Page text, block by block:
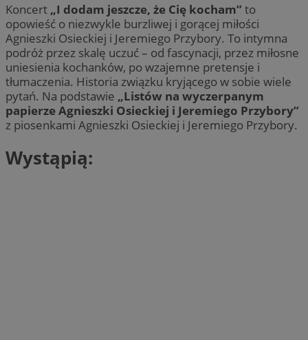
Koncert „I dodam jeszcze, że Cię kocham” to
opowieść o niezwykle burzliwej i gorącej miłości
Agnieszki Osieckiej i Jeremiego Przybory. To intymna
podróż przez skalę uczuć – od fascynacji, przez miłosne
uniesienia kochanków, po wzajemne pretensje i
tłumaczenia. Historia związku kryjącego w sobie wiele
pytań. Na podstawie „Listów na wyczerpanym
papierze Agnieszki Osieckiej i Jeremiego Przybory”
z piosenkami Agnieszki Osieckiej i Jeremiego Przybory.
Wystąpią: